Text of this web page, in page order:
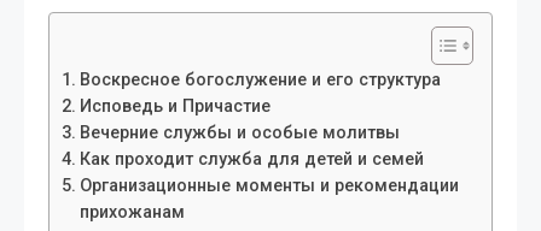
Воскресное богослужение и его структура
Исповедь и Причастие
Вечерние службы и особые молитвы
Как проходит служба для детей и семей
Организационные моменты и рекомендации
прихожанам